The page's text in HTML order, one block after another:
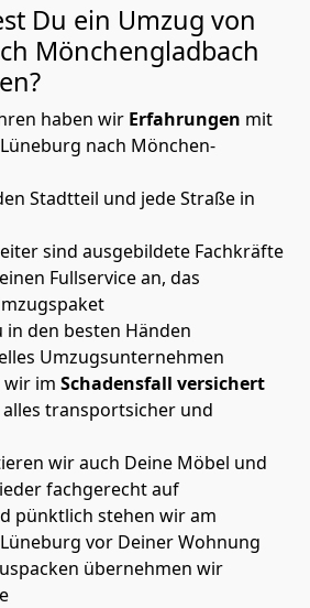
Du ein Umzug von
Mönchen­gladbach
haben wir Erfahrungen mit
nach Mönchen­
Stadtteil und jede Straße in
sind ausgebildete Fachkräfte
Fullservice an, das
in den besten Händen
Umzugsunternehmen
wir im Schadensfall versichert
transportsicher und
wir auch Deine Möbel und
fachgerecht auf
pünktlich stehen wir am
vor Deiner Wohnung
übernehmen wir